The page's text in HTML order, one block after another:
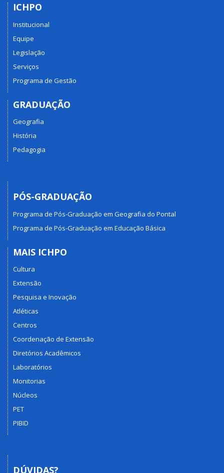
ICHPO
Institucional
Equipe
Legislação
Serviços
Programa de Gestão
GRADUAÇÃO
Geografia
História
Pedagogia
PÓS-GRADUAÇÃO
Programa de Pós-Graduação em Geografia do Pontal
Programa de Pós-Graduação em Educação Básica
MAIS ICHPO
Cultura
Extensão
Pesquisa e Inovação
Atléticas
Centros
Coordenação de Extensão
Diretórios Acadêmicos
Laboratórios
Monitorias
Núcleos
PET
PIBID
DÚVIDAS?